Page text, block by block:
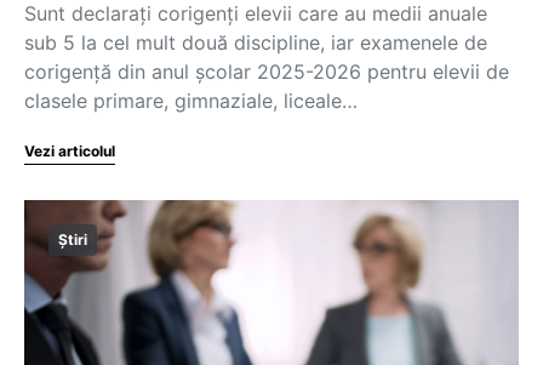
Sunt declarați corigenți elevii care au medii anuale
sub 5 la cel mult două discipline, iar examenele de
corigență din anul școlar 2025-2026 pentru elevii de
clasele primare, gimnaziale, liceale…
Vezi articolul
Știri